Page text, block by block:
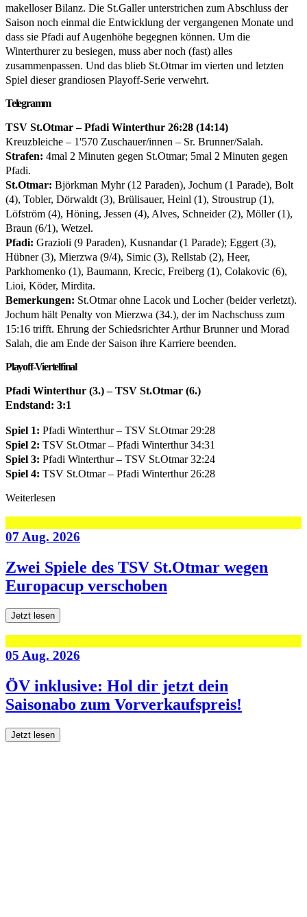
makelloser Bilanz. Die St.Galler unterstrichen zum Abschluss der
Saison noch einmal die Entwicklung der vergangenen Monate und
dass sie Pfadi auf Augenhöhe begegnen können. Um die
Winterthurer zu besiegen, muss aber noch (fast) alles
zusammenpassen. Und das blieb St.Otmar im vierten und letzten
Spiel dieser grandiosen Playoff-Serie verwehrt.
Telegramm
TSV St.Otmar – Pfadi Winterthur 26:28 (14:14)
Kreuzbleiche – 1'570 Zuschauer/innen – Sr. Brunner/Salah.
Strafen: 4mal 2 Minuten gegen St.Otmar; 5mal 2 Minuten gegen
Pfadi.
St.Otmar: Björkman Myhr (12 Paraden), Jochum (1 Parade), Bolt
(4), Tobler, Dörwaldt (3), Brülisauer, Heinl (1), Stroustrup (1),
Löfström (4), Höning, Jessen (4), Alves, Schneider (2), Möller (1),
Braun (6/1), Wetzel.
Pfadi: Grazioli (9 Paraden), Kusnandar (1 Parade); Eggert (3),
Hübner (3), Mierzwa (9/4), Simic (3), Rellstab (2), Heer,
Parkhomenko (1), Baumann, Krecic, Freiberg (1), Colakovic (6),
Lioi, Köder, Mirdita.
Bemerkungen: St.Otmar ohne Lacok und Locher (beider verletzt).
Jochum hält Penalty von Mierzwa (34.), der im Nachschuss zum
15:16 trifft. Ehrung der Schiedsrichter Arthur Brunner und Morad
Salah, die am Ende der Saison ihre Karriere beenden.
Playoff-Viertelfinal
Pfadi Winterthur (3.) – TSV St.Otmar (6.)
Endstand: 3:1
Spiel 1: Pfadi Winterthur – TSV St.Otmar 29:28
Spiel 2: TSV St.Otmar – Pfadi Winterthur 34:31
Spiel 3: Pfadi Winterthur – TSV St.Otmar 32:24
Spiel 4: TSV St.Otmar – Pfadi Winterthur 26:28
Weiterlesen
07 Aug. 2026
Zwei Spiele des TSV St.Otmar wegen
Europacup verschoben
Jetzt lesen
05 Aug. 2026
ÖV inklusive: Hol dir jetzt dein
Saisonabo zum Vorverkaufspreis!
Jetzt lesen